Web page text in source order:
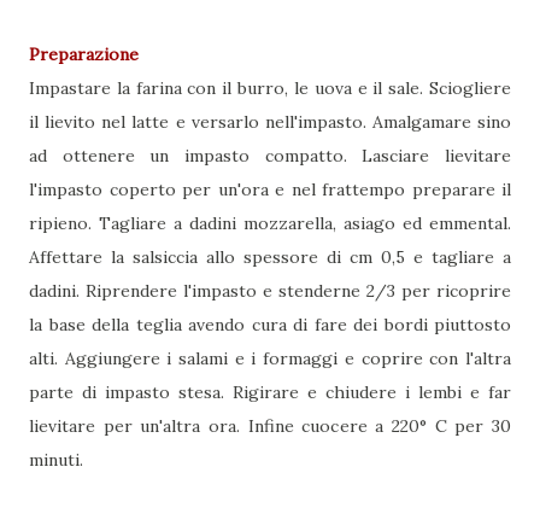
Preparazione
Impastare la farina con il burro, le uova e il sale. Sciogliere
il lievito nel latte e versarlo nell'impasto. Amalgamare sino
ad ottenere un impasto compatto. Lasciare lievitare
l'impasto coperto per un'ora e nel frattempo preparare il
ripieno. Tagliare a dadini mozzarella, asiago ed emmental.
Affettare la salsiccia allo spessore di cm 0,5 e tagliare a
dadini. Riprendere l'impasto e stenderne 2/3 per ricoprire
la base della teglia avendo cura di fare dei bordi piuttosto
alti. Aggiungere i salami e i formaggi e coprire con l'altra
parte di impasto stesa. Rigirare e chiudere i lembi e far
lievitare per un'altra ora. Infine cuocere a 220° C per 30
minuti.